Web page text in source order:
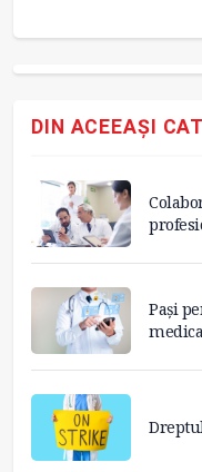
DIN ACEEAȘI
Pași